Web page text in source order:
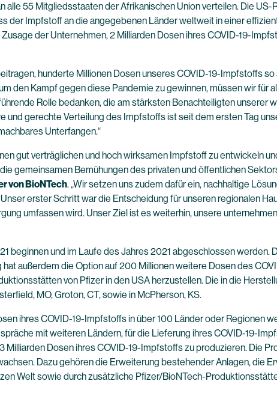
alle 55 Mitgliedsstaaten der Afrikanischen Union verteilen. Die
der Impfstoff an die angegebenen Länder weltweit in einer
der Unternehmen, 2 Milliarden Dosen ihres COVID-19-
hunderte Millionen Dosen unseres COVID-19-Impfstoffs
den Kampf gegen diese Pandemie zu gewinnen, müssen wir für
Rolle bedanken, die am stärksten Benachteiligten unserer
und gerechte Verteilung des Impfstoffs ist seit dem ersten Tag
Unterfangen.“
gut verträglichen und hoch wirksamen Impfstoff zu entwickeln
gemeinsamen Bemühungen des privaten und öffentlichen
von BioNTech. „Wir setzen uns zudem dafür ein, nachhaltige
erster Schritt war die Entscheidung für unseren regionalen
umfassen wird. Unser Ziel ist es weiterhin, unsere
beginnen und im Laufe des Jahres 2021 abgeschlossen
außerdem die Option auf 200 Millionen weitere Dosen des
von Pfizer in den USA herzustellen. Die in die
MO, Groton, CT, sowie in McPherson, KS.
ihres COVID-19-Impfstoffs in über 100 Länder oder Regionen
mit weiteren Ländern, für die Lieferung ihres COVID-19-
Milliarden Dosen ihres COVID-19-Impfstoffs zu produzieren. Die
Dazu gehören die Erweiterung bestehender Anlagen, die
Welt sowie durch zusätzliche Pfizer/BioNTech-